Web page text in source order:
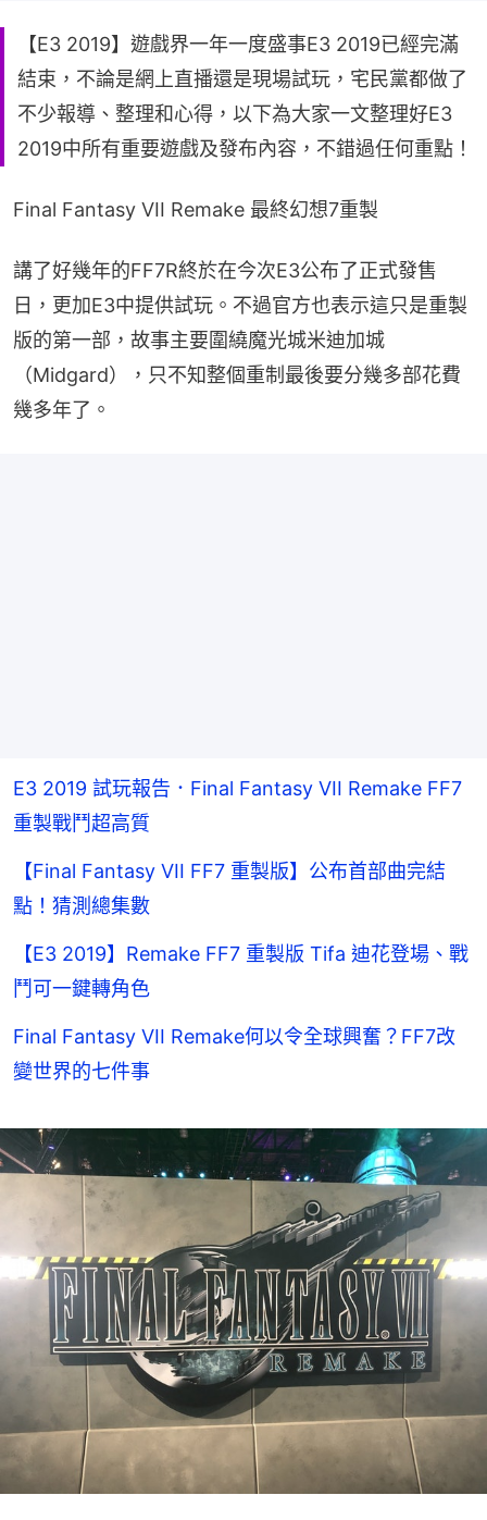
【E3 2019】遊戲界一年一度盛事E3 2019已經完滿
結束，不論是網上直播還是現場試玩，宅民黨都做了
不少報導、整理和心得，以下為大家一文整理好E3
2019中所有重要遊戲及發布內容，不錯過任何重點！
Final Fantasy VII Remake 最終幻想7重製
講了好幾年的FF7R終於在今次E3公布了正式發售
日，更加E3中提供試玩。不過官方也表示這只是重製
版的第一部，故事主要圍繞魔光城米迪加城
（Midgard），只不知整個重制最後要分幾多部花費
幾多年了。
E3 2019 試玩報告．Final Fantasy VII Remake FF7
重製戰鬥超高質
【Final Fantasy VII FF7 重製版】公布首部曲完結
點！猜測總集數
【E3 2019】Remake FF7 重製版 Tifa 迪花登場、戰
鬥可一鍵轉角色
Final Fantasy VII Remake何以令全球興奮？FF7改
變世界的七件事